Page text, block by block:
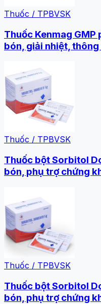
Thuốc / TPBVSK
Thuốc Kenmag
bón, giải nhiệt,
Thuốc / TPBVSK
Thuốc bột Sorbitol
bón, phụ trợ chứng
Thuốc / TPBVSK
Thuốc bột Sorbitol
bón, phụ trợ chứng